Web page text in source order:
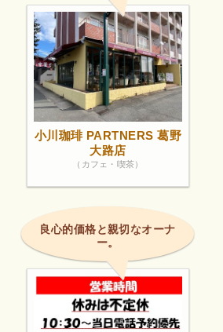
小川珈琲 PARTNERS 葛野
大路店
（カフェ・喫茶）
良心的価格と親切なオーナ
ー。